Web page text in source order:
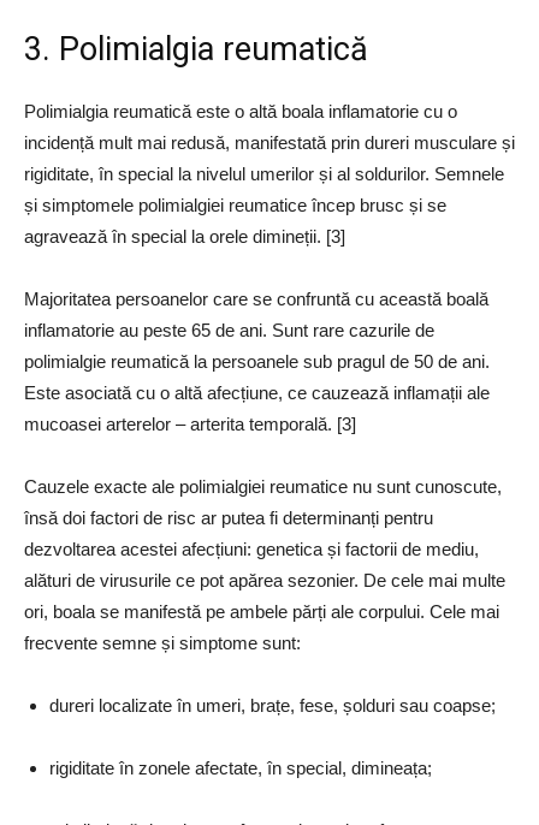
3. Polimialgia reumatică
Polimialgia reumatică este o altă boala inflamatorie cu o
incidență mult mai redusă, manifestată prin dureri musculare și
rigiditate, în special la nivelul umerilor și al soldurilor. Semnele
și simptomele polimialgiei reumatice încep brusc și se
agravează în special la orele dimineții. [3]
Majoritatea persoanelor care se confruntă cu această boală
inflamatorie au peste 65 de ani. Sunt rare cazurile de
polimialgie reumatică la persoanele sub pragul de 50 de ani.
Este asociată cu o altă afecțiune, ce cauzează inflamații ale
mucoasei arterelor – arterita temporală. [3]
Cauzele exacte ale polimialgiei reumatice nu sunt cunoscute,
însă doi factori de risc ar putea fi determinanți pentru
dezvoltarea acestei afecțiuni: genetica și factorii de mediu,
alături de virusurile ce pot apărea sezonier. De cele mai multe
ori, boala se manifestă pe ambele părți ale corpului. Cele mai
frecvente semne și simptome sunt:
dureri localizate în umeri, brațe, fese, șolduri sau coapse;
rigiditate în zonele afectate, în special, dimineața;